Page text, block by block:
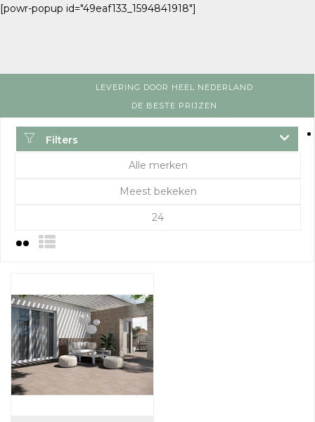
[powr-popup id="49eaf133_1594841918"]
LEVERING DOOR HEEL NEDERLAND
DE BESTE PRIJZEN
Filters
Alle merken
Meest bekeken
24